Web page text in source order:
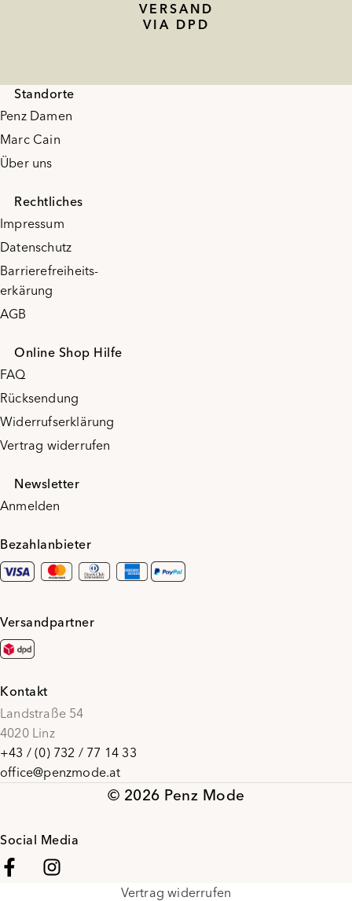
VERSAND
VIA DPD
Standorte
Penz Damen
Marc Cain
Über uns
Rechtliches
Impressum
Datenschutz
Barrierefreiheits-
erkärung
AGB
Online Shop Hilfe
FAQ
Rücksendung
Widerrufserklärung
Vertrag widerrufen
Newsletter
Anmelden
Bezahlanbieter
Versandpartner
Kontakt
Landstraße 54
4020 Linz
+43 / (0) 732 / 77 14 33
office@penzmode.at
© 2026 Penz Mode
Social Media
Vertrag widerrufen